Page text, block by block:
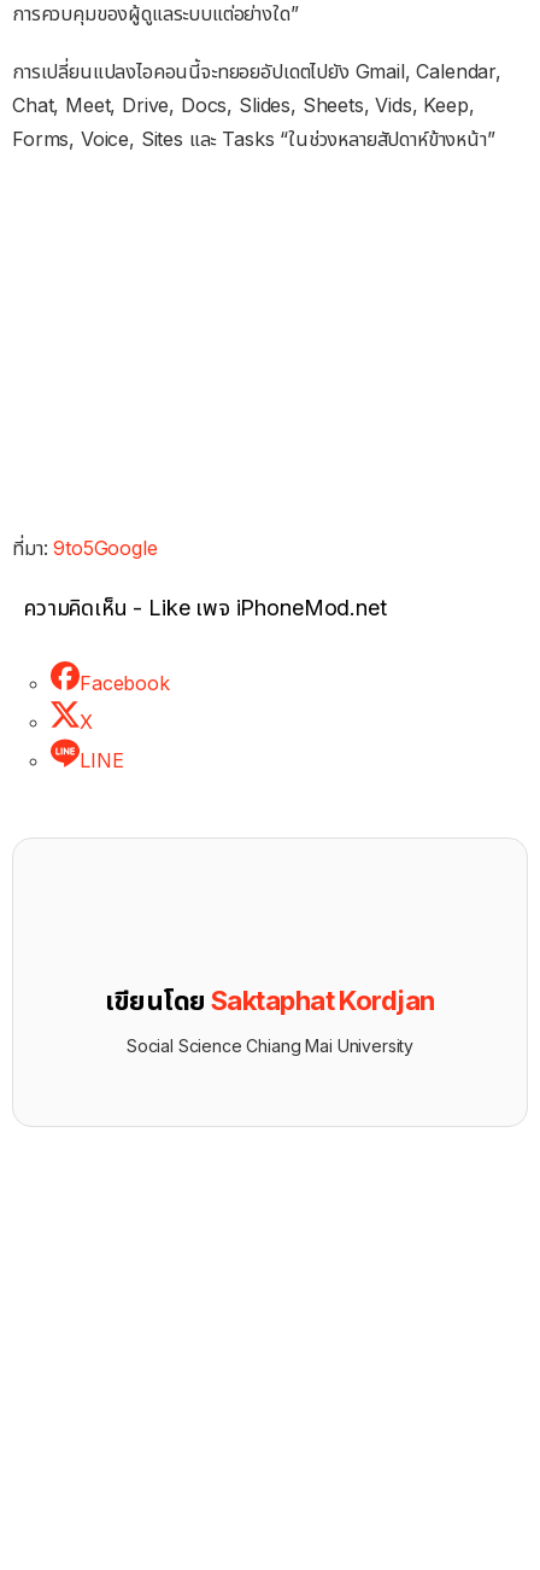
การควบคุมของผู้ดูแลระบบแต่อย่างใด”
การเปลี่ยนแปลงไอคอนนี้จะทยอยอัปเดตไปยัง Gmail, Calendar,
Chat, Meet, Drive, Docs, Slides, Sheets, Vids, Keep,
Forms, Voice, Sites และ Tasks “ในช่วงหลายสัปดาห์ข้างหน้า”
ที่มา:9to5Google
ความคิดเห็น - Like เพจ iPhoneMod.net
Facebook
X
LINE
เขียนโดย Saktaphat Kordjan
Social Science Chiang Mai University